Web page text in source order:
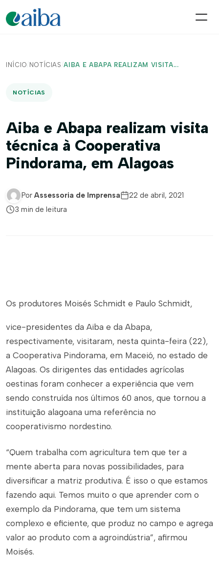
INÍCIO/ NOTÍCIAS /AIBA E ABAPA REALIZAM VISITA...
NOTÍCIAS
Aiba e Abapa realizam visita
técnica à Cooperativa
Pindorama, em Alagoas
Por Assessoria de Imprensa
22 de abril, 2021
3 min de leitura
Os produtores Moisés Schmidt e Paulo Schmidt,
vice-presidentes da Aiba e da Abapa,
respectivamente, visitaram, nesta quinta-feira (22),
a Cooperativa Pindorama, em Maceió, no estado de
Alagoas. Os dirigentes das entidades agrícolas
oestinas foram conhecer a experiência que vem
sendo construída nos últimos 60 anos, que tornou a
instituição alagoana uma referência no
cooperativismo nordestino.
“Quem trabalha com agricultura tem que ter a
mente aberta para novas possibilidades, para
diversificar a matriz produtiva. É isso o que estamos
fazendo aqui. Temos muito o que aprender com o
exemplo da Pindorama, que tem um sistema
complexo e eficiente, que produz no campo e agrega
valor ao produto com a agroindústria”, afirmou
Moisés.